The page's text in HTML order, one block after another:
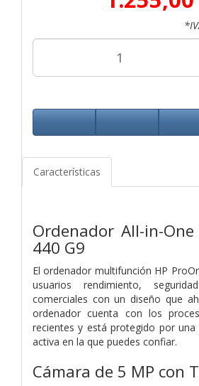
Características
Ordenador All-in-
440 G9
El ordenador multifunción HP
usuarios rendimiento,
comerciales con un diseño que
ordenador cuenta con los
recientes y está protegido por una
activa en la que puedes confiar.
Cámara de 5 MP con